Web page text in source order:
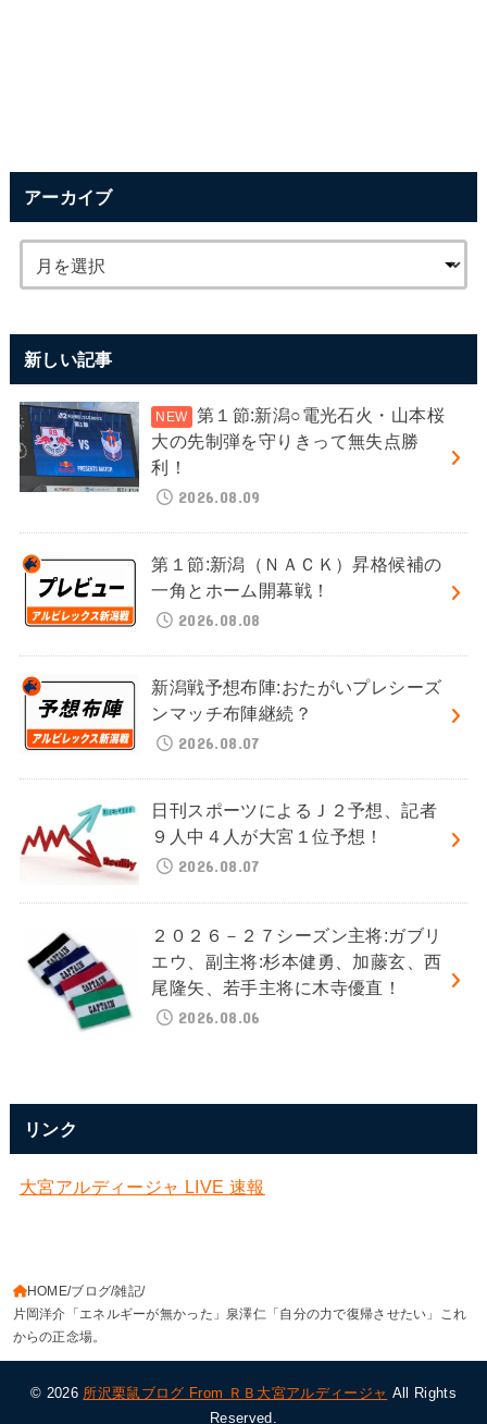
アーカイブ
新しい記事
第１節:新潟○電光石火・山本桜
大の先制弾を守りきって無失点勝
利！
2026.08.09
第１節:新潟（ＮＡＣＫ）昇格候補の
一角とホーム開幕戦！
2026.08.08
新潟戦予想布陣:おたがいプレシーズ
ンマッチ布陣継続？
2026.08.07
日刊スポーツによるＪ２予想、記者
９人中４人が大宮１位予想！
2026.08.07
２０２６－２７シーズン主将:ガブリ
エウ、副主将:杉本健勇、加藤玄、西
尾隆矢、若手主将に木寺優直！
2026.08.06
リンク
大宮アルディージャ LIVE 速報
HOME ブログ 雑記
片岡洋介「エネルギーが無かった」泉澤仁「自分の力で復帰させたい」これ
からの正念場。
© 2026 所沢栗鼠ブログ From ＲＢ大宮アルディージャ All Rights
Reserved.